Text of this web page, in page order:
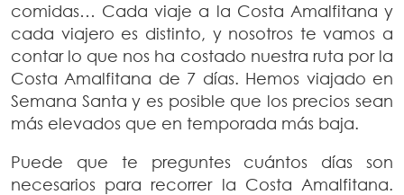
comidas… Cada viaje a la Costa Amalfitana y
cada viajero es distinto, y nosotros te vamos a
contar lo que nos ha costado nuestra ruta por la
Costa Amalfitana de 7 días. Hemos viajado en
Semana Santa y es posible que los precios sean
más elevados que en temporada más baja.
Puede que te preguntes cuántos días son
necesarios para recorrer la Costa Amalfitana.